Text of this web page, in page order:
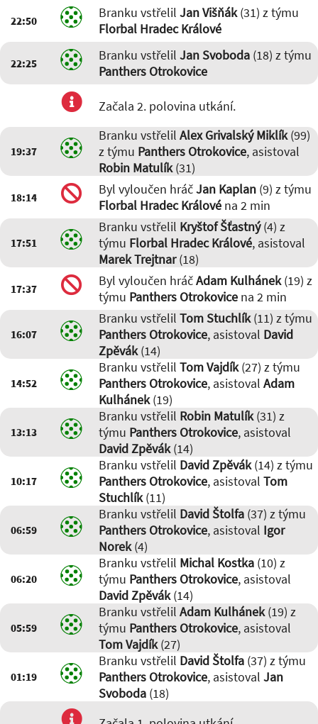
22:50 Branku vstřelil Jan Višňák(31) z týmu
Florbal Hradec Králové
22:25 Branku vstřelil Jan Svoboda(18) z týmu
Panthers Otrokovice
Začala 2. polovina utkání.
19:37
Branku vstřelil Alex Grivalský Miklík(99)
z týmu Panthers Otrokovice, asistoval
Robin Matulík(31)
18:14 Byl vyloučen hráčJan Kaplan(9) z týmu
Florbal Hradec Královéna 2 min
17:51
Branku vstřelil Kryštof Šťastný(4) z
týmu Florbal Hradec Králové, asistoval
Marek Trejtnar(18)
17:37 Byl vyloučen hráčAdam Kulhánek(19) z
týmu Panthers Otrokovicena 2 min
16:07
Branku vstřelil Tom Stuchlík(11) z týmu
Panthers Otrokovice, asistoval David
Zpěvák(14)
14:52
Branku vstřelil Tom Vajdík(27) z týmu
Panthers Otrokovice, asistoval Adam
Kulhánek(19)
13:13
Branku vstřelil Robin Matulík(31) z
týmu Panthers Otrokovice, asistoval
David Zpěvák(14)
10:17
Branku vstřelil David Zpěvák(14) z týmu
Panthers Otrokovice, asistoval Tom
Stuchlík(11)
06:59
Branku vstřelil David Štolfa(37) z týmu
Panthers Otrokovice, asistoval Igor
Norek(4)
06:20
Branku vstřelil Michal Kostka(10) z
týmu Panthers Otrokovice, asistoval
David Zpěvák(14)
05:59
Branku vstřelil Adam Kulhánek(19) z
týmu Panthers Otrokovice, asistoval
Tom Vajdík(27)
01:19
Branku vstřelil David Štolfa(37) z týmu
Panthers Otrokovice, asistoval Jan
Svoboda(18)